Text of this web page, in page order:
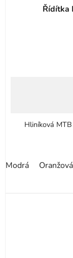
Řídítka
Hliníková
Modrá Oranžová